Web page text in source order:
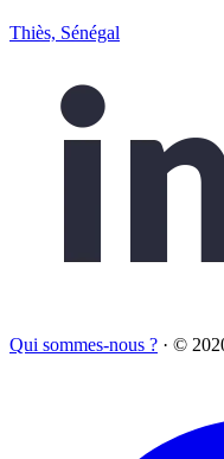
Thiès, Sénégal
Qui sommes-nous ? · ©